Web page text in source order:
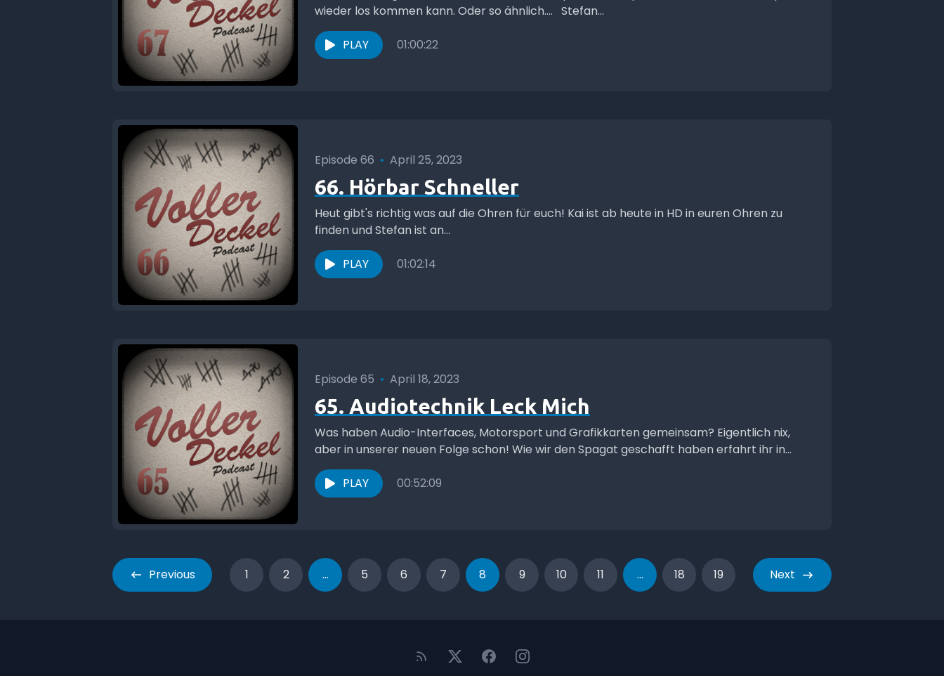
wieder los kommen kann. Oder so ähnlich.... Stefan...
PLAY 01:00:22
Episode 66 • April 25, 2023
66. Hörbar Schneller
Heut gibt's richtig was auf die Ohren für euch! Kai ist ab heute in HD in euren Ohren zu
finden und Stefan ist an...
PLAY 01:02:14
Episode 65 • April 18, 2023
65. Audiotechnik Leck Mich
Was haben Audio-Interfaces, Motorsport und Grafikkarten gemeinsam? Eigentlich nix,
aber in unserer neuen Folge schon! Wie wir den Spagat geschafft haben erfahrt ihr in...
PLAY 00:52:09
Previous 1 2 ... 5 6 7 8 9 10 11 ... 18 19 Next